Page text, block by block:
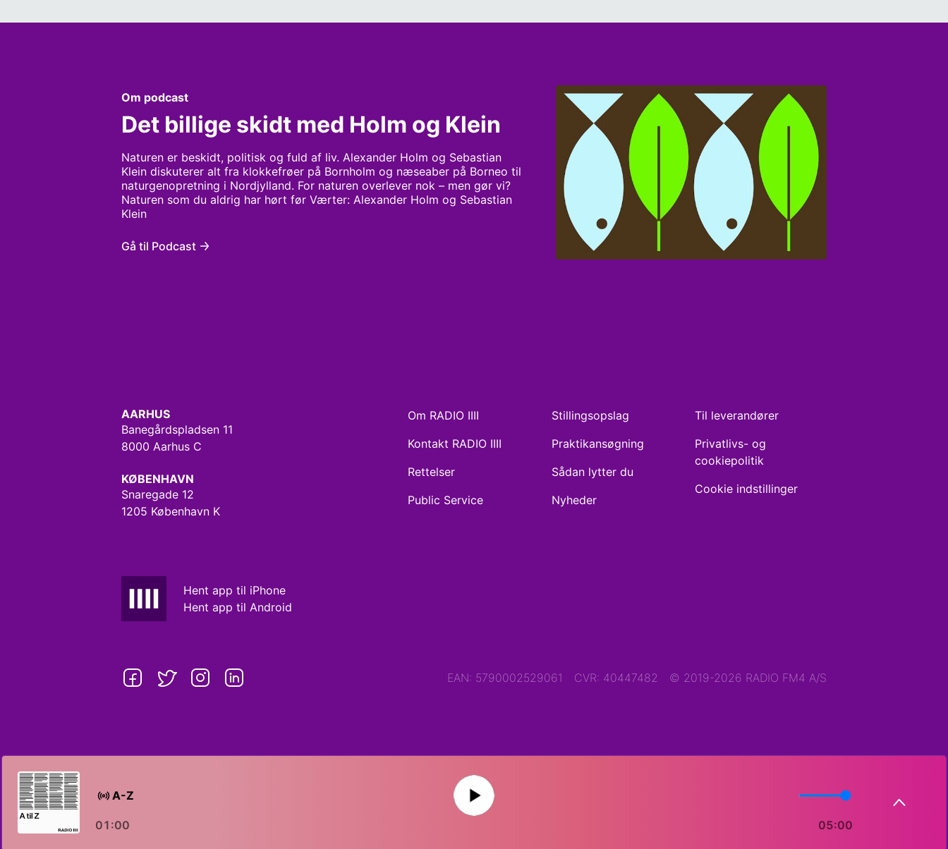
Om podcast
Det billige skidt med Holm og Klein
Naturen er beskidt, politisk og fuld af liv. Alexander Holm og Sebastian
Klein diskuterer alt fra klokkefrøer på Bornholm og næseaber på Borneo til
naturgenopretning i Nordjylland. For naturen overlever nok – men gør vi?
Naturen som du aldrig har hørt før Værter: Alexander Holm og Sebastian
Klein
Gå til Podcast
AARHUS
Banegårdspladsen 11
8000 Aarhus C
KØBENHAVN
Snaregade 12
1205 København K
Hent app til iPhone
Hent app til Android
Om RADIO IIII
Kontakt RADIO IIII
Rettelser
Public Service
Stillingsopslag
Praktikansøgning
Sådan lytter du
Nyheder
Til leverandører
Privatlivs- og
cookiepolitik
Cookie indstillinger
EAN: 5790002529061 CVR: 40447482 © 2019-2026 RADIO FM4 A/S
A-Z
01:00 05:00